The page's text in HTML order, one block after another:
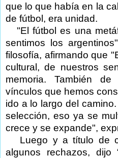
que lo que había en la
de fútbol, era unidad.
"El fútbol es una
sentimos los
filosofía, afirmando que
cultural, de nuestros
memoria. También
vínculos que hemos
ido a lo largo del
selección, eso ya se
crece y se expande",
Luego y a título de
algunos rechazos, dijo